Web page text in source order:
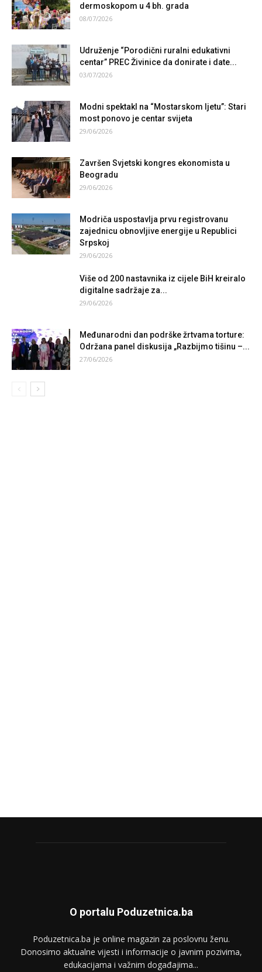
dermoskopom u 4 bh. grada
08/07/2026
Udruženje “Porodični ruralni edukativni
centar” PREC Živinice da donirate i date...
03/07/2026
Modni spektakl na “Mostarskom ljetu”: Stari
most ponovo je centar svijeta
29/06/2026
Završen Svjetski kongres ekonomista u
Beogradu
29/06/2026
Modriča uspostavlja prvu registrovanu
zajednicu obnovljive energije u Republici
Srpskoj
29/06/2026
Više od 200 nastavnika iz cijele BiH kreiralo
digitalne sadržaje za...
29/06/2026
Međunarodni dan podrške žrtvama torture:
Održana panel diskusija „Razbijmo tišinu –...
27/06/2026
O portalu Poduzetnica.ba
Poduzetnica.ba je online magazin za poslovnu ženu.
Donosimo aktualne vijesti i informacije o javnim pozivima,
edukacijama i važnim događajima...